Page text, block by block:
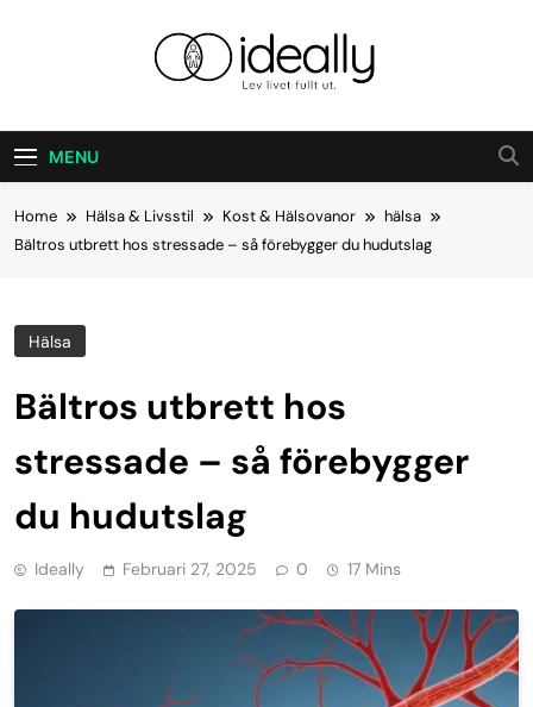
Ideally
MENU
Home Hälsa & Livsstil Kost & Hälsovanor
hälsa
Bältros utbrett hos stressade – så förebygger du hudutslag
Hälsa
Bältros utbrett hos
stressade – så förebygger
du hudutslag
Ideally Februari 27, 2025 0 17 Mins